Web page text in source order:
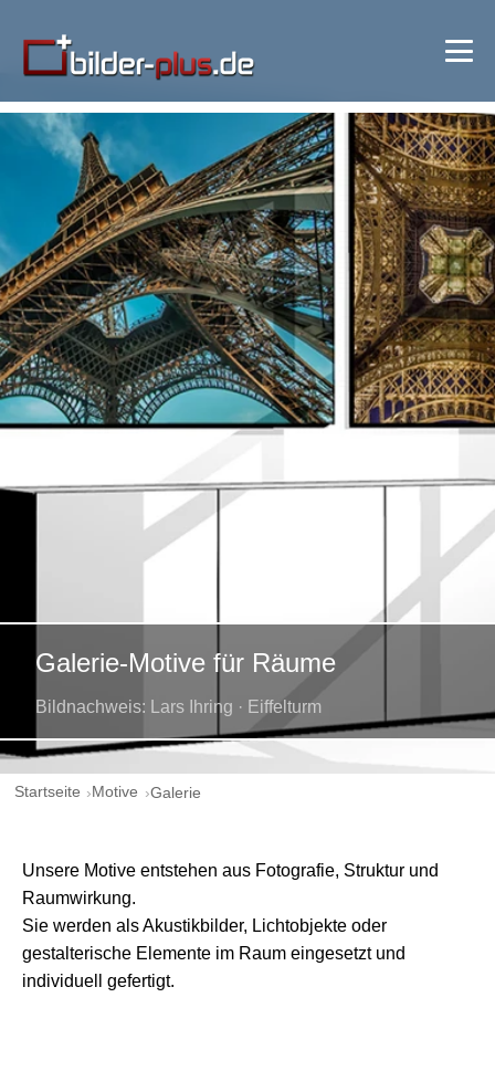
Galerie-Motive für Räume
Bildnachweis: Lars Ihring · Eiffelturm
Startseite Motive Galerie
Unsere Motive entstehen aus Fotografie, Struktur und
Raumwirkung.
Sie werden als Akustikbilder, Lichtobjekte oder
gestalterische Elemente im Raum eingesetzt und
individuell gefertigt.